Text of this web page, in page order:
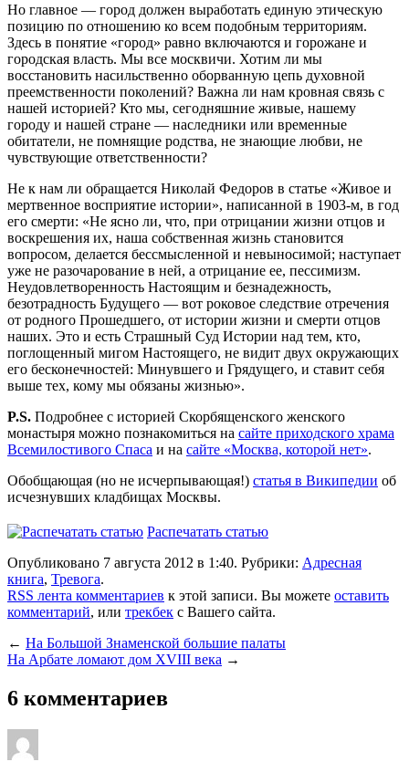
Но главное — город должен выработать единую этическую
позицию по отношению ко всем подобным территориям.
Здесь в понятие «город» равно включаются и горожане и
городская власть. Мы все москвичи. Хотим ли мы
восстановить насильственно оборванную цепь духовной
преемственности поколений? Важна ли нам кровная связь с
нашей историей? Кто мы, сегодняшние живые, нашему
городу и нашей стране — наследники или временные
обитатели, не помнящие родства, не знающие любви, не
чувствующие ответственности?
Не к нам ли обращается Николай Федоров в статье «Живое и
мертвенное восприятие истории», написанной в 1903-м, в год
его смерти: «Не ясно ли, что, при отрицании жизни отцов и
воскрешения их, наша собственная жизнь становится
вопросом, делается бессмысленной и невыносимой; наступает
уже не разочарование в ней, а отрицание ее, пессимизм.
Неудовлетворенность Настоящим и безнадежность,
безотрадность Будущего — вот роковое следствие отречения
от родного Прошедшего, от истории жизни и смерти отцов
наших. Это и есть Страшный Суд Истории над тем, кто,
поглощенный мигом Настоящего, не видит двух окружающих
его бесконечностей: Минувшего и Грядущего, и ставит себя
выше тех, кому мы обязаны жизнью».
P.S. Подробнее с историей Скорбященского женского
монастыря можно познакомиться на сайте приходского храма
Всемилостивого Спаса и на сайте «Москва, которой нет».
Обобщающая (но не исчерпывающая!) статья в Википедии об
исчезнувших кладбищах Москвы.
Распечатать статью
Опубликовано 7 августа 2012 в 1:40. Рубрики: Адресная
книга, Тревога.
RSS лента комментариев к этой записи. Вы можете оставить
комментарий, или трекбек с Вашего сайта.
← На Большой Знаменской большие палаты
На Арбате ломают дом XVIII века →
6 комментариев